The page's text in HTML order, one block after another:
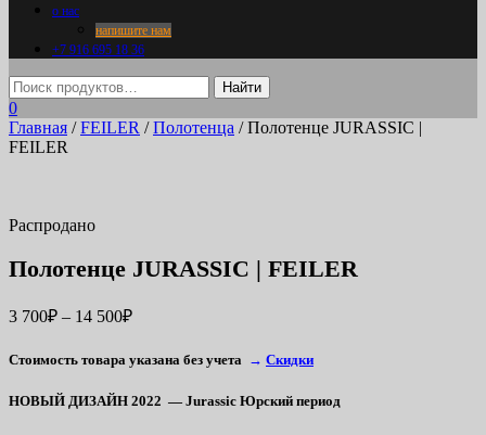
о нас
напишите нам
+7 916 695 18 36
0
Главная /FEILER /Полотенца / Полотенце JURASSIC |
FEILER
Распродано
Полотенце JURASSIC | FEILER
3 700₽ – 14 500₽
Стоимость товара указана без учета → Скидки
НОВЫЙ ДИЗАЙН 2022 — Jurassic Юрский период